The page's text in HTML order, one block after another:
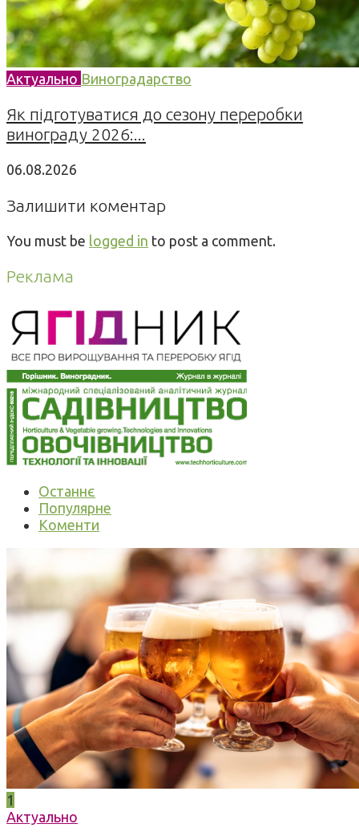
Актуально Виноградарство
Як підготуватися до сезону переробки
винограду 2026:...
06.08.2026
Залишити коментар
You must be logged in to post a comment.
Реклама
Останнє
Популярне
Коменти
1
Актуально